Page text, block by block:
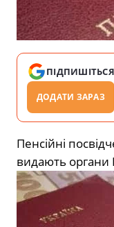
ПІДПИШІТЬСЯ
ДОДАТИ ЗАРАЗ
Пенсійні
видають органи